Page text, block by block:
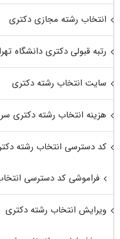
انتخاب رشته مجازی دکتری
رتبه قبولی دکتری دانشگاه
سایت انتخاب رشته دکتری
هزینه انتخاب رشته دکتری
کد دسترسی انتخاب رشته
فراموشی کد دسترسی
ویرایش انتخاب رشته دکتری